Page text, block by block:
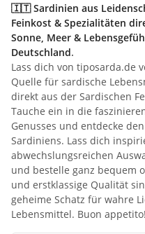
🇮🇹 Sardinien aus
Feinkost & Spezialitäten
Sonne, Meer &
Deutschland.
Lass dich von tiposarda.de
Quelle für sardische
direkt aus der Sardischen
Tauche ein in die
Genusses und entdecke
Sardiniens. Lass dich
abwechslungsreichen
und bestelle ganz bequem
und erstklassige Qualität
geheime Schatz für wahre
Lebensmittel. Buon appetito!